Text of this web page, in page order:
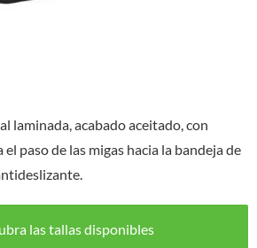
laminada, acabado aceitado, con
paso de las migas hacia la bandeja de
las tallas disponibles